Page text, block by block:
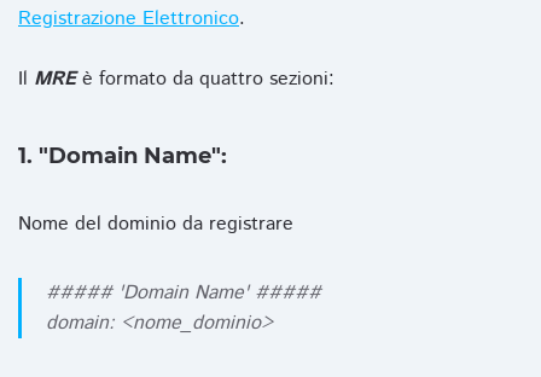
Registrazione Elettronico.
Il MREè formato da quattro sezioni:
1. "Domain Name":
Nome del dominio da registrare
##### 'Domain Name' #####
domain: <nome_dominio>